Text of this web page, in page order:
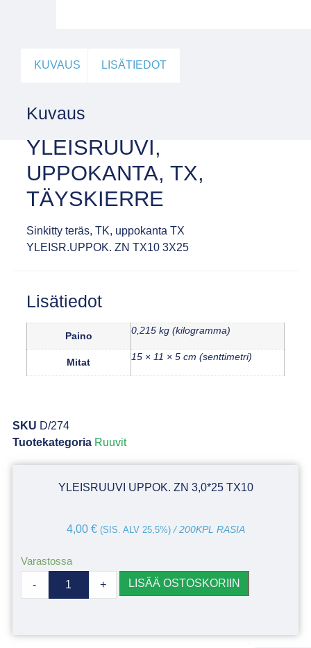
KUVAUS LISÄTIEDOT
Kuvaus
YLEISRUUVI,
UPPOKANTA, TX,
TÄYSKIERRE
Sinkitty teräs, TK, uppokanta TX
YLEISR.UPPOK. ZN TX10 3X25
Lisätiedot
Paino 0,215 kg (kilogramma)
Mitat 15 × 11 × 5 cm (senttimetri)
SKU D/274
Tuotekategoria Ruuvit
YLEISRUUVI UPPOK. ZN 3,0*25 TX10
4,00 € (SIS. ALV 25,5%)/ 200KPL RASIA
Varastossa
- + LISÄÄ OSTOSKORIIN